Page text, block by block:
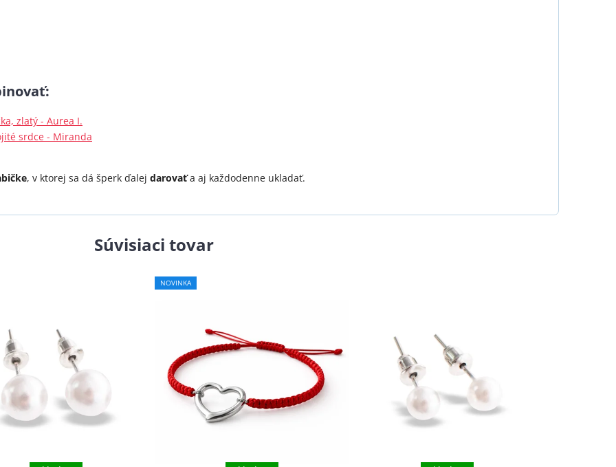
:
zlatý - Aurea I.
srdce - Miranda
, v ktorej sa dá šperk ďalej darovaťa aj každodenne ukladať.
Súvisiaci tovar
NOVINKA